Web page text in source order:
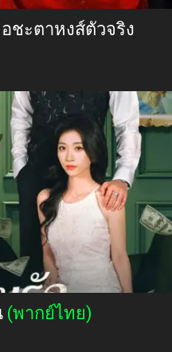
ชะตาหงส์ตัวจริง
(พากย์ไทย)